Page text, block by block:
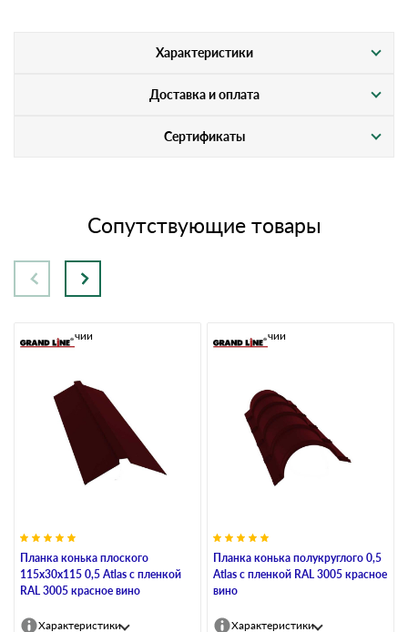
Характеристики
Доставка и оплата
Сертификаты
Сопутствующие товары
Планка конька плоского
115х30х115 0,5 Atlas с пленкой
RAL 3005 красное вино
В наличии
Характеристики
Планка конька полукруглого 0,5
Atlas с пленкой RAL 3005 красное
вино
В наличии
Характеристики